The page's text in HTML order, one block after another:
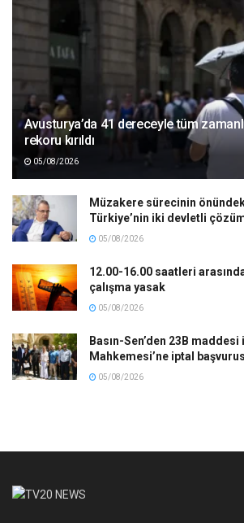
Avusturya’da 41 dereceyle tüm
rekoru kırıldı
05/08/2026
Müzakere sürecinin
Türkiye’nin iki devletli
05/08/2026
12.00-16.00 saatleri
çalışma yasak
05/08/2026
Basın-Sen’den 23B
Mahkemesi’ne iptal
05/08/2026